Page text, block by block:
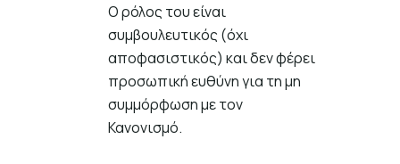
Ο ρόλος του είναι
συμβουλευτικός (όχι
αποφασιστικός) και δεν φέρει
προσωπική ευθύνη για τη μη
συμμόρφωση με τον
Κανονισμό.